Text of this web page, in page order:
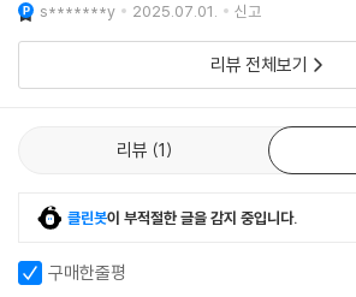
s*******y 2025.07.01. 신고
리뷰 전체보기
리뷰 1
클린봇이 부적절한 글을 감지 중입니다.
구매한줄평